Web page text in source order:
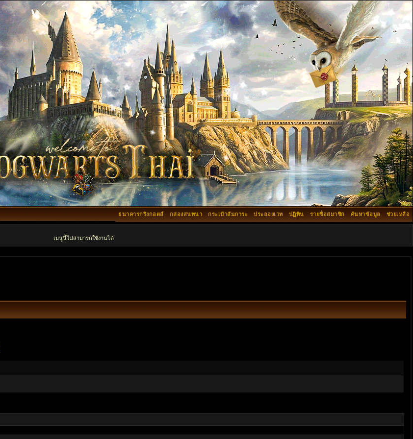
ช่วยเหลือ
ค้นหาข้อมูล
รายชื่อสมาชิก
ปฏิทิน
ประลองเวท
กระเป๋าสัมภาระ
กล่องสนทนา
ธนาคารกริงกอตส์
เมนูนี้ไม่สามารถใช้งานได้